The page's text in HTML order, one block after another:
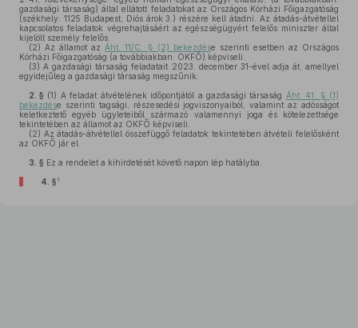
gazdasági társaság) által ellátott feladatokat az Országos Kórházi Főigazgatóság
(székhely: 1125 Budapest, Diós árok 3.) részére kell átadni. Az átadás-átvétellel
kapcsolatos feladatok végrehajtásáért az egészségügyért felelős miniszter által
kijelölt személy felelős.
(2) Az államot az Áht. 11/C. § (2) bekezdése szerinti esetben az Országos
Kórházi Főigazgatóság (a továbbiakban: OKFŐ) képviseli.
(3) A gazdasági társaság feladatait 2023. december 31-ével adja át, amellyel
egyidejűleg a gazdasági társaság megszűnik.
2. § (1) A feladat átvételének időpontjától a gazdasági társaság Áht. 41. § (1)
bekezdése szerinti tagsági, részesedési jogviszonyaiból, valamint az adósságot
keletkeztető egyéb ügyleteiből származó valamennyi joga és kötelezettsége
tekintetében az államot az OKFŐ képviseli.
(2) Az átadás-átvétellel összefüggő feladatok tekintetében átvételi felelősként
az OKFŐ jár el.
3. § Ez a rendelet a kihirdetését követő napon lép hatályba.
4. § 1